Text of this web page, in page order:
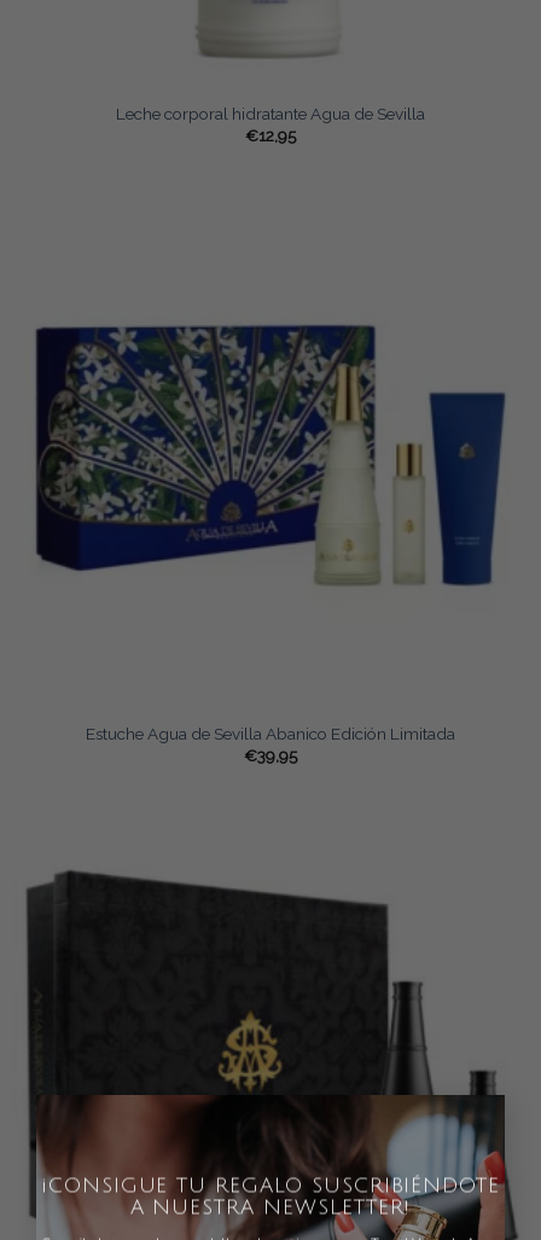
¡CONSIGUE TU REGALO SUSCRIBIÉNDOTE
A NUESTRA NEWSLETTER!
×
Leche corporal hidratante Agua de Sevilla
€12,95
Estuche Agua de Sevilla Abanico Edición Limitada
€39,95